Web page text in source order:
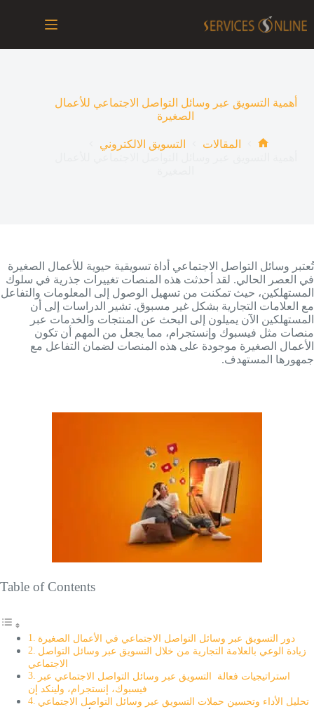
إلى
المحتوى
أهمية التسويق عبر وسائل التواصل الاجتماعي للأعمال
الصغيرة
المقالات
التسويق الالكتروني
تُعتبر وسائل التواصل الاجتماعي أداة تسويقية حيوية للأعمال الصغيرة
في العصر الحالي. لقد أحدثت هذه المنصات تغييرات جذرية في سلوك
المستهلكين، حيث تمكنت من تسهيل الوصول إلى المعلومات والتفاعل
مع العلامات التجارية بشكل غير مسبوق. تشير الدراسات إلى أن
المستهلكين الآن يميلون إلى البحث عن المنتجات والخدمات عبر
منصات مثل فيسبوك وإنستجرام، مما يجعل من المهم أن تكون
الأعمال الصغيرة موجودة على هذه المنصات لضمان التفاعل مع
جمهورها المستهدف.
Table of Contents
دور التسويق عبر وسائل التواصل الاجتماعي في الأعمال الصغيرة
زيادة الوعي بالعلامة التجارية من خلال التسويق عبر وسائل التواصل
الاجتماعي
استراتيجيات فعالة التسويق عبر وسائل التواصل الاجتماعي عبر
فيسبوك، إنستجرام، ولينكد إن
تحليل الأداء وتحسين حملات التسويق عبر وسائل التواصل الاجتماعي